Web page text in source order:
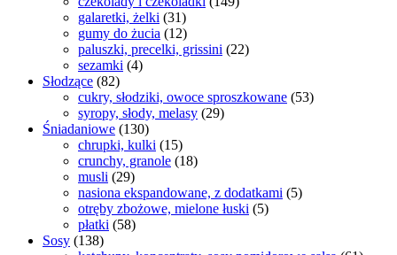
galaretki, żelki (31)
gumy do żucia (12)
paluszki, precelki, grissini (22)
sezamki (4)
Słodzące (82)
cukry, słodziki, owoce sproszkowane (53)
syropy, słody, melasy (29)
Śniadaniowe (130)
chrupki, kulki (15)
crunchy, granole (18)
musli (29)
nasiona ekspandowane, z dodatkami (5)
otręby zbożowe, mielone łuski (5)
płatki (58)
Sosy (138)